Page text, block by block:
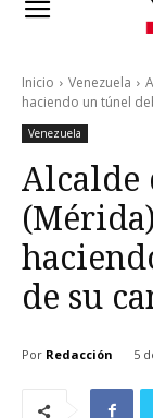
Inicio Venezuela
haciendo un túnel
Venezuela
Alcalde
de su
Por Redacción 5